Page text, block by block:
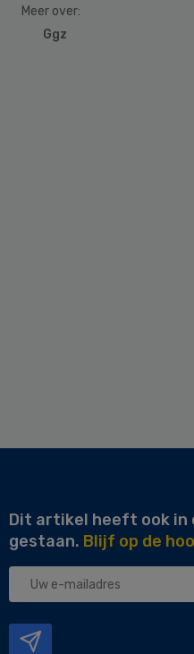
Meer over:
Ggz
Dit artikel heeft ook in
gestaan. Blijf op de
Uw